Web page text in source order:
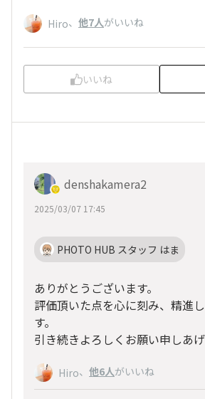
Hiro、 他7人がいいね
いいね
denshakamera2
2025/03/07 17:45
PHOTO HUB スタッフ はま
ありがとうございます。
評価頂いた点を心に刻み、精進
す。
引き続きよろしくお願い申しあげ
Hiro、 他6人がいいね